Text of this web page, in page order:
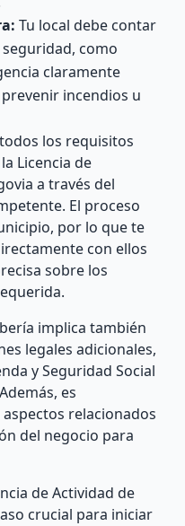
Tu local debe contar
como
claramente
incendios u
los requisitos
Licencia de
a través del
El proceso
por lo que te
con ellos
sobre los
implica también
legales adicionales,
y Seguridad Social
es
relacionados
del negocio para
de Actividad de
crucial para iniciar